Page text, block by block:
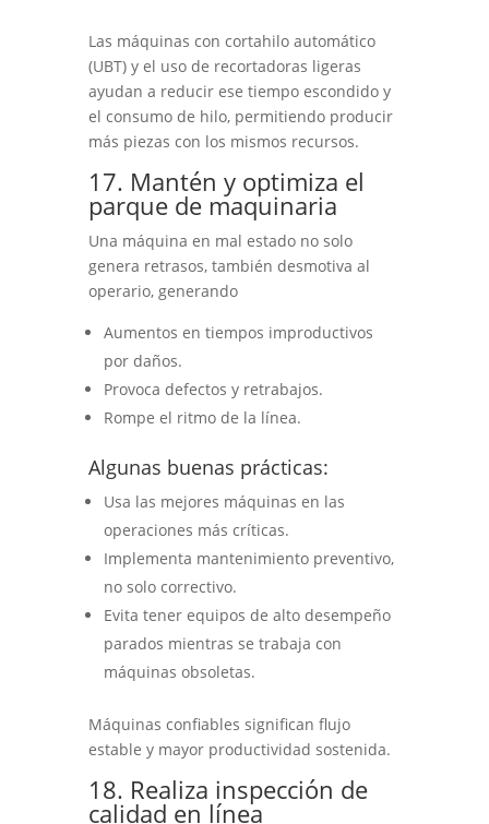
Las máquinas con cortahilo automático
(UBT) y el uso de recortadoras ligeras
ayudan a reducir ese tiempo escondido y
el consumo de hilo, permitiendo producir
más piezas con los mismos recursos.
17. Mantén y optimiza el
parque de maquinaria
Una máquina en mal estado no solo
genera retrasos, también desmotiva al
operario, generando
Aumentos en tiempos improductivos
por daños.
Provoca defectos y retrabajos.
Rompe el ritmo de la línea.
Algunas buenas prácticas:
Usa las mejores máquinas en las
operaciones más críticas.
Implementa mantenimiento preventivo,
no solo correctivo.
Evita tener equipos de alto desempeño
parados mientras se trabaja con
máquinas obsoletas.
Máquinas confiables significan flujo
estable y mayor productividad sostenida.
18. Realiza inspección de
calidad en línea